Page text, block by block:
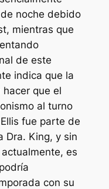
noche debido
mientras que
de este
indica que la
que el
al turno
fue parte de
Dra. King, y sin
es
con su